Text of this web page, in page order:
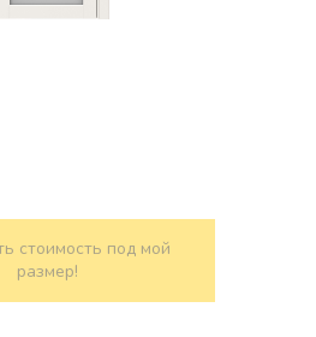
стоимость под мой
размер!